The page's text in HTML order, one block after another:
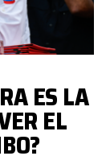
ES LA
EL